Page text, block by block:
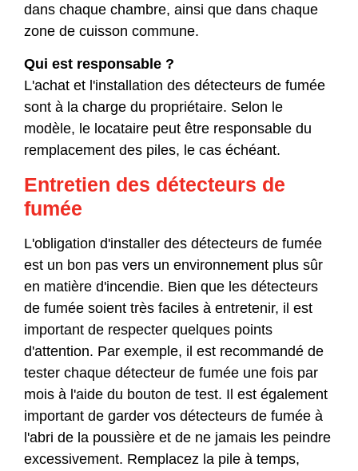
dans chaque chambre, ainsi que dans chaque
zone de cuisson commune.
Qui est responsable ?
L'achat et l'installation des détecteurs de fumée
sont à la charge du propriétaire. Selon le
modèle, le locataire peut être responsable du
remplacement des piles, le cas échéant.
Entretien des détecteurs de
fumée
L'obligation d'installer des détecteurs de fumée
est un bon pas vers un environnement plus sûr
en matière d'incendie. Bien que les détecteurs
de fumée soient très faciles à entretenir, il est
important de respecter quelques points
d'attention. Par exemple, il est recommandé de
tester chaque détecteur de fumée une fois par
mois à l'aide du bouton de test. Il est également
important de garder vos détecteurs de fumée à
l'abri de la poussière et de ne jamais les peindre
excessivement. Remplacez la pile à temps,